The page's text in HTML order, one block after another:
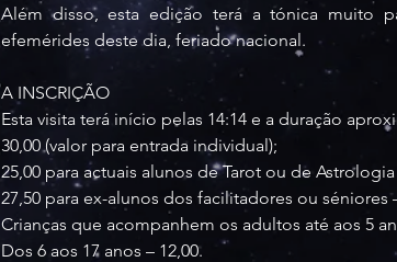
Além disso, esta edição terá a tónica muito
efemérides deste dia, feriado nacional.
A INSCRIÇÃO
Esta visita terá início pelas 14:14 e a duração
30,00 (valor para entrada individual);
25,00 para actuais alunos de Tarot ou de
27,50 para ex-alunos dos facilitadores ou séniores
Crianças que acompanhem os adultos até aos 5
Dos 6 aos 17 anos – 12,00.